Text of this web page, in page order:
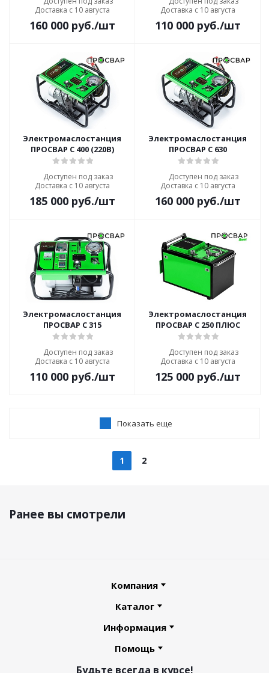
Доставка с 10 августа
160 000руб./шт
Доставка с 10 августа
110 000руб./шт
Электромаслостанция
ПРОСВАР С 400 (220В)
Доступен под заказ
Доставка с 10 августа
185 000руб./шт
Электромаслостанция
ПРОСВАР С 630
Доступен под заказ
Доставка с 10 августа
160 000руб./шт
Электромаслостанция
ПРОСВАР С 315
Доступен под заказ
Доставка с 10 августа
110 000руб./шт
Электромаслостанция
ПРОСВАР С 250 ПЛЮС
Доступен под заказ
Доставка с 10 августа
125 000руб./шт
Показать еще
1 2
Ранее вы смотрели
Компания
Каталог
Информация
Помощь
Будьте всегда в курсе!